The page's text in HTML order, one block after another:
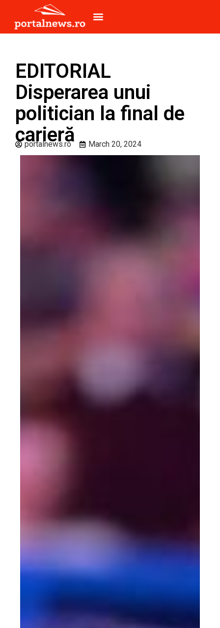
EDITORIAL
Disperarea unui
politician la final de
carieră
portalnews.ro March 20, 2024